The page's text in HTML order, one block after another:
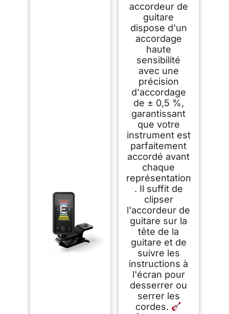
Guitare, Ukulélé,
Basse, Violon Et
Autres Instruments
À Cordes
accordeur de
guitare
dispose d'un
accordage
haute
sensibilité
avec une
précision
d'accordage
de ± 0,5 %,
garantissant
que votre
instrument est
parfaitement
accordé avant
chaque
représentation
. Il suffit de
clipser
l'accordeur de
guitare sur la
tête de la
guitare et de
suivre les
instructions à
l'écran pour
desserrer ou
serrer les
cordes.